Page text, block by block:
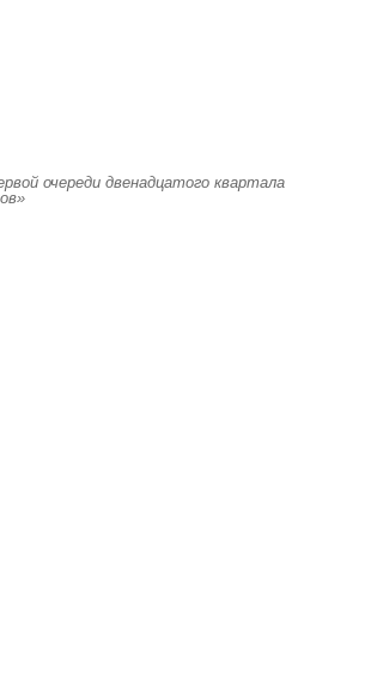
очереди двенадцатого квартала